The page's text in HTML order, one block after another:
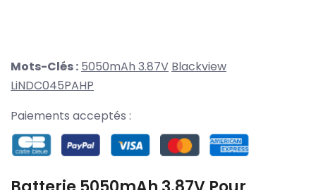
Mots-Clés : 5050mAh 3.87V Blackview
LiNDC045PAHP
Paiements acceptés :